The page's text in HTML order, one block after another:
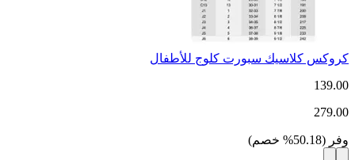
كروكس كلاسيك سبورت كلوج للأطفال
139.00
279.00
وفر (
50.18
% خصم)